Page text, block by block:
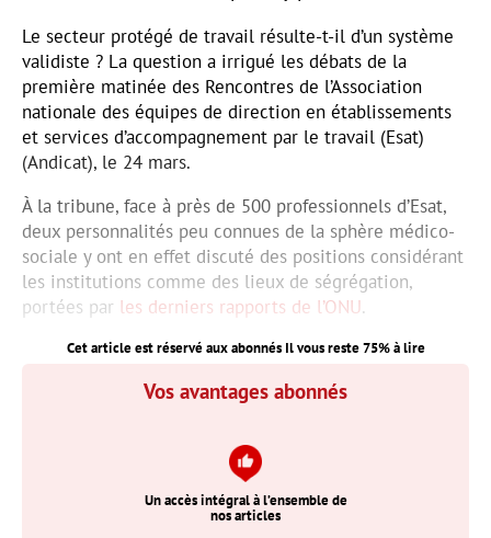
Le secteur protégé de travail résulte-t-il d’un système
validiste ? La question a irrigué les débats de la
première matinée des Rencontres de l’Association
nationale des équipes de direction en établissements
et services d’accompagnement par le travail (Esat)
(Andicat), le 24 mars.
À la tribune, face à près de 500 professionnels d’Esat,
deux personnalités peu connues de la sphère médico-
sociale y ont en effet discuté des positions considérant
les institutions comme des lieux de ségrégation,
portées par les derniers rapports de l’ONU.
Cet article est réservé aux abonnés Il vous reste75% à lire
Vos avantages abonnés
Un accès intégral à l’ensemble de
nos articles